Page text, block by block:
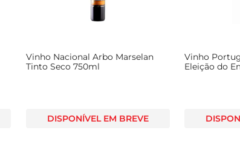
Vinho Nacional Arbo Marselan
Tinto Seco 750ml
DISPONÍVEL EM BREVE
Vinho
Eleição do